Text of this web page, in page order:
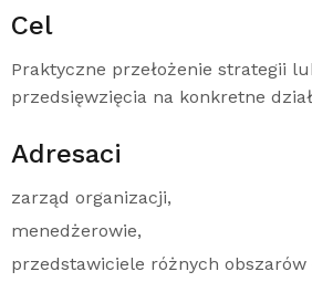
Cel
Praktyczne przełożenie strategii
przedsięwzięcia na konkretne
Adresaci
zarząd organizacji,
menedżerowie,
przedstawiciele różnych obszarów